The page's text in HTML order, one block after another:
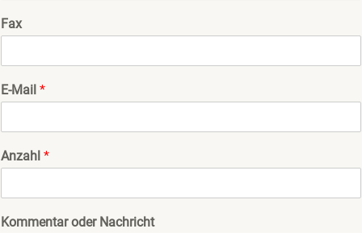
Fax
E-Mail *
Anzahl *
Kommentar oder Nachricht